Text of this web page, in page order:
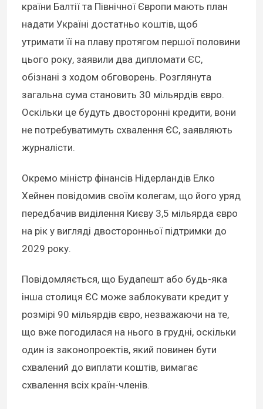
країни Балтії та Північної Європи мають план
надати Україні достатньо коштів, щоб
утримати її на плаву протягом першої половини
цього року, заявили два дипломати ЄС,
обізнані з ходом обговорень. Розглянута
загальна сума становить 30 мільярдів євро.
Оскільки це будуть двосторонні кредити, вони
не потребуватимуть схвалення ЄС, заявляють
журналісти.
Окремо міністр фінансів Нідерландів Елко
Хейнен повідомив своїм колегам, що його уряд
передбачив виділення Києву 3,5 мільярда євро
на рік у вигляді двосторонньої підтримки до
2029 року.
Повідомляється, що Будапешт або будь-яка
інша столиця ЄС може заблокувати кредит у
розмірі 90 мільярдів євро, незважаючи на те,
що вже погодилася на нього в грудні, оскільки
один із законопроектів, який повинен бути
схвалений до виплати коштів, вимагає
схвалення всіх країн-членів.